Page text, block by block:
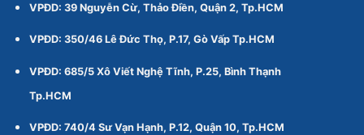
VPĐD: 39 Nguyễn Cừ, Thảo Điền, Quận 2, Tp.HCM
VPĐD: 350/46 Lê Đức Thọ, P.17, Gò Vấp Tp.HCM
VPĐD: 685/5 Xô Viết Nghệ Tĩnh, P.25, Bình Thạnh
Tp.HCM
VPĐD: 740/4 Sư Vạn Hạnh, P.12, Quận 10, Tp.HCM